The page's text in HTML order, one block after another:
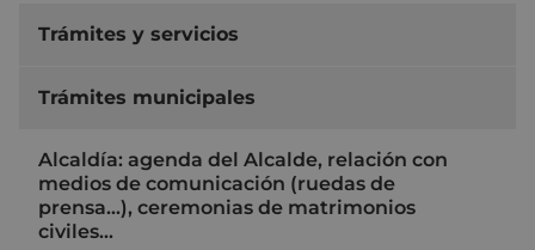
Trámites y servicios
Trámites municipales
Alcaldía: agenda del Alcalde, relación con
medios de comunicación (ruedas de
prensa…), ceremonias de matrimonios
civiles…